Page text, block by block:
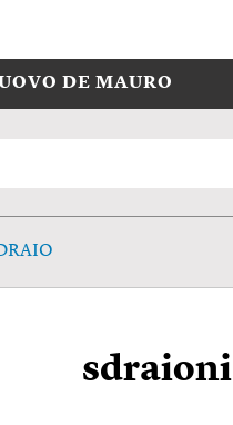
DE MAURO
sdraioni